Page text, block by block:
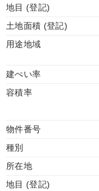
地目 (登記)
土地面積 (登記)
用途地域
建ぺい率
容積率
物件番号
種別
所在地
地目 (登記)